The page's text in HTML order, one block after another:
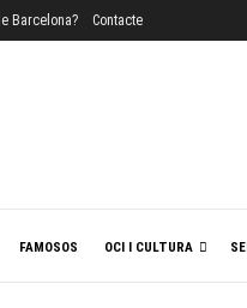
Barcelona? Contacte
FAMOSOS OCI I CULTURA